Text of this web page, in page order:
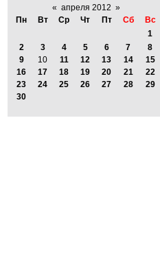
« апреля 2012 »
Пн
Вт Ср Чт Пт Сб
Вс
1
2
3 4 5 6 7
8
9
10 11 12 13 14
15
16
17 18 19 20 21
22
23
24 25 26 27 28
29
30